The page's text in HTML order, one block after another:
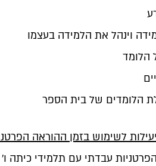
וינהל את הלמידה בעצמו
הלומד
הלומדים של בית הספר
לשימוש בזמן ההוראה
עבדתי עם תלמידי כיתה